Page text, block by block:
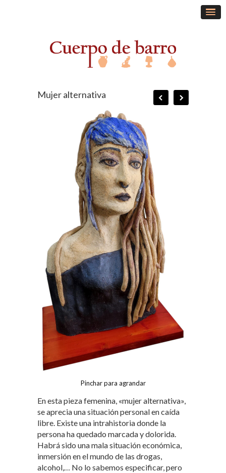
Mujer alternativa
Pinchar para agrandar
En esta pieza femenina, «mujer alternativa»,
se aprecia una situación personal en caída
libre. Existe una intrahistoria donde la
persona ha quedado marcada y dolorida.
Habrá sido una mala situación económica,
inmersión en el mundo de las drogas,
alcohol,… No lo sabemos especificar, pero